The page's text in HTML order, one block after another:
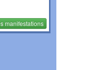
manifestations